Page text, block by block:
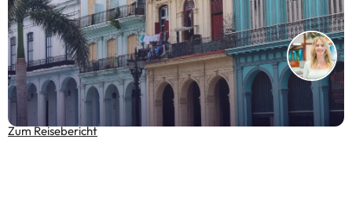
Kuba Rundreise: Von Holguín bis Havanna zwischen
Karibik, Kultur & Kolonialcharme
Zum Reisebericht